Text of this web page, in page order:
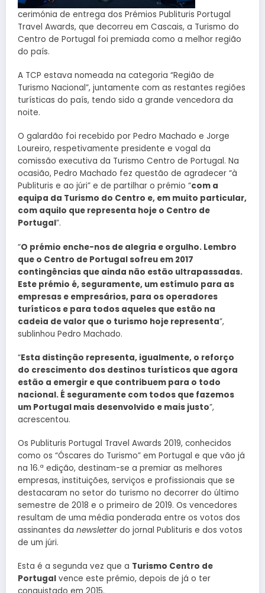
cerimónia de entrega dos Prémios Publituris Portugal
Travel Awards, que decorreu em Cascais, a Turismo do
Centro de Portugal foi premiada como a melhor região
do país.
A TCP estava nomeada na categoria “Região de
Turismo Nacional”, juntamente com as restantes regiões
turísticas do país, tendo sido a grande vencedora da
noite.
O galardão foi recebido por Pedro Machado e Jorge
Loureiro, respetivamente presidente e vogal da
comissão executiva da Turismo Centro de Portugal. Na
ocasião, Pedro Machado fez questão de agradecer “à
Publituris e ao júri” e de partilhar o prémio “com a
equipa da Turismo do Centro e, em muito particular,
com aquilo que representa hoje o Centro de
Portugal”.
“O prémio enche-nos de alegria e orgulho. Lembro
que o Centro de Portugal sofreu em 2017
contingências que ainda não estão ultrapassadas.
Este prémio é, seguramente, um estímulo para as
empresas e empresários, para os operadores
turísticos e para todos aqueles que estão na
cadeia de valor que o turismo hoje representa”,
sublinhou Pedro Machado.
“Esta distinção representa, igualmente, o reforço
do crescimento dos destinos turísticos que agora
estão a emergir e que contribuem para o todo
nacional. É seguramente com todos que fazemos
um Portugal mais desenvolvido e mais justo”,
acrescentou.
Os Publituris Portugal Travel Awards 2019, conhecidos
como os “Óscares do Turismo” em Portugal e que vão já
na 16.ª edição, destinam-se a premiar as melhores
empresas, instituições, serviços e profissionais que se
destacaram no setor do turismo no decorrer do último
semestre de 2018 e o primeiro de 2019. Os vencedores
resultam de uma média ponderada entre os votos dos
assinantes da newsletterdo jornal Publituris e dos votos
de um júri.
Esta é a segunda vez que a Turismo Centro de
Portugal vence este prémio, depois de já o ter